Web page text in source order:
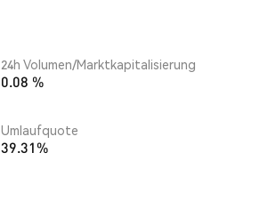
24h Volumen/Marktkapitalisierung
0.08 %
Umlaufquote
39.31%